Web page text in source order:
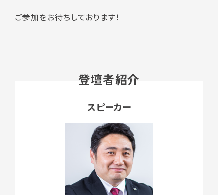
ご参加をお待ちしております！
登壇者紹介
スピーカー